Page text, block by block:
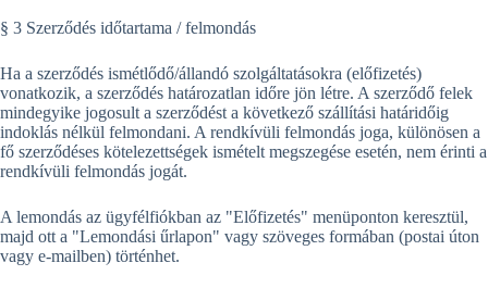
§ 3 Szerződés időtartama / felmondás
Ha a szerződés ismétlődő/állandó szolgáltatásokra (előfizetés)
vonatkozik, a szerződés határozatlan időre jön létre. A szerződő felek
mindegyike jogosult a szerződést a következő szállítási határidőig
indoklás nélkül felmondani. A rendkívüli felmondás joga, különösen a
fő szerződéses kötelezettségek ismételt megszegése esetén, nem érinti a
rendkívüli felmondás jogát.
A lemondás az ügyfélfiókban az "Előfizetés" menüponton keresztül,
majd ott a "Lemondási űrlapon" vagy szöveges formában (postai úton
vagy e-mailben) történhet.